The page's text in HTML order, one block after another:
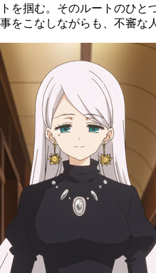
を掴む。そのルートのひと
をこなしながらも、不審な